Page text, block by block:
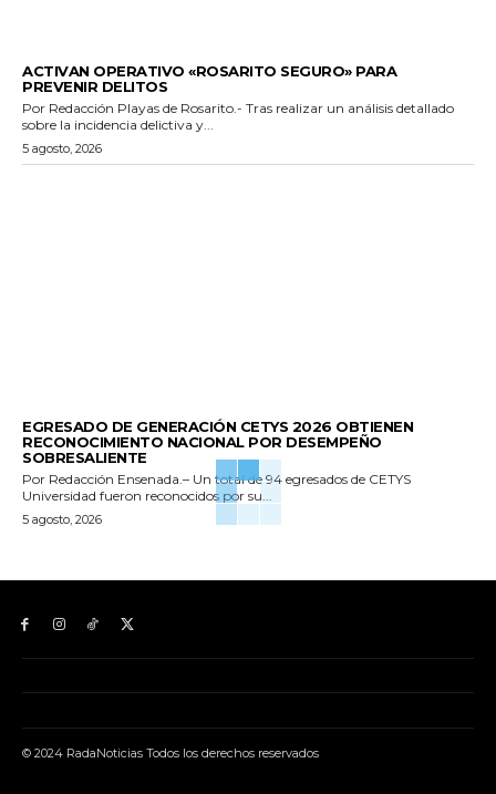
ACTIVAN OPERATIVO «ROSARITO SEGURO» PARA
PREVENIR DELITOS
Por Redacción Playas de Rosarito.- Tras realizar un análisis detallado
sobre la incidencia delictiva y...
5 agosto, 2026
EGRESADO DE GENERACIÓN CETYS 2026 OBTIENEN
RECONOCIMIENTO NACIONAL POR DESEMPEÑO
SOBRESALIENTE
Por Redacción Ensenada.– Un total de 94 egresados de CETYS
Universidad fueron reconocidos por su...
5 agosto, 2026
© 2024 RadaNoticias Todos los derechos reservados